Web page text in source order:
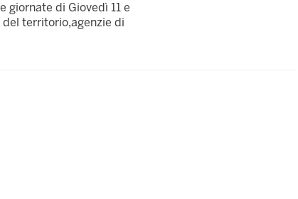
di Giovedì 11 e
territorio,agenzie di